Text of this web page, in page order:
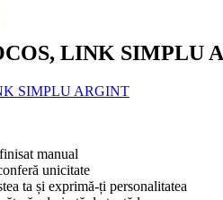
LINK SIMPLU
SIMPLU ARGINT
manual
unicitate
ta și exprimă-ți personalitatea